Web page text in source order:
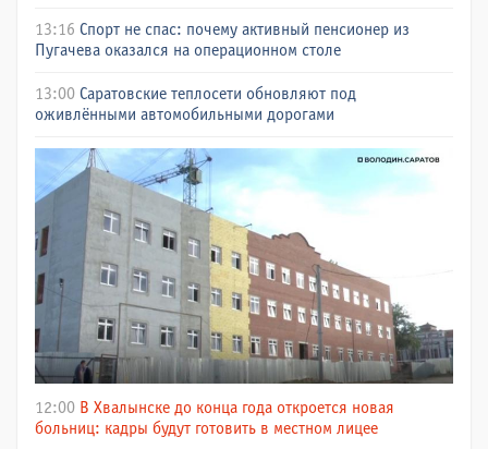
13:16 Спорт не спас: почему активный пенсионер из
Пугачева оказался на операционном столе
13:00 Саратовские теплосети обновляют под
оживлёнными автомобильными дорогами
12:00 В Хвалынске до конца года откроется новая
больниц: кадры будут готовить в местном лицее